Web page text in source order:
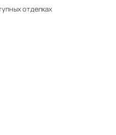
отделках